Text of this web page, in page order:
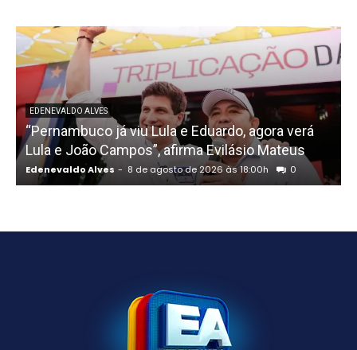
EDENEVALDO ALVES
“Pernambuco já viu Lula e Eduardo, agora verá
Lula e João Campos”, afirma Evilásio Mateus
Edenevaldo Alves - 8 de agosto de 2026 às 18:00h 0